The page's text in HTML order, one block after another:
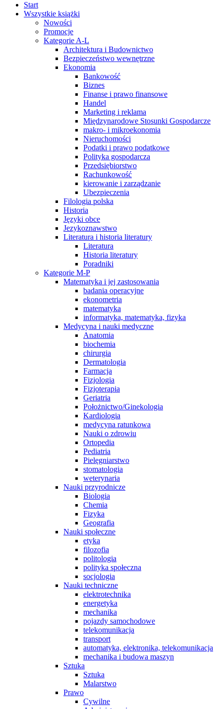
Start
Wszystkie książki
Nowości
Promocje
Kategorie A-L
Architektura i Budownictwo
Bezpieczeństwo wewnętrzne
Ekonomia
Bankowość
Biznes
Finanse i prawo finansowe
Handel
Marketing i reklama
Międzynarodowe Stosunki Gospodarcze
makro- i mikroekonomia
Nieruchomości
Podatki i prawo podatkowe
Polityka gospodarcza
Przedsiębiorstwo
Rachunkowość
kierowanie i zarządzanie
Ubezpieczenia
Filologia polska
Historia
Języki obce
Jezykoznawstwo
Literatura i historia literatury
Literatura
Historia literatury
Poradniki
Kategorie M-P
Matematyka i jej zastosowania
badania operacyjne
ekonometria
matematyka
informatyka, matematyka, fizyka
Medycyna i nauki medyczne
Anatomia
biochemia
chirurgia
Dermatologia
Farmacja
Fizjologia
Fizjoterapia
Geriatria
Położnictwo/Ginekologia
Kardiologia
medycyna ratunkowa
Nauki o zdrowiu
Ortopedia
Pediatria
Pielęgniarstwo
stomatologia
weterynaria
Nauki przyrodnicze
Biologia
Chemia
Fizyka
Geografia
Nauki społeczne
etyka
filozofia
politologia
polityka społeczna
socjologia
Nauki techniczne
elektrotechnika
energetyka
mechanika
pojazdy samochodowe
telekomunikacja
transport
automatyka, elektronika, telekomunikacja
mechanika i budowa maszyn
Sztuka
Sztuka
Malarstwo
Prawo
Cywilne